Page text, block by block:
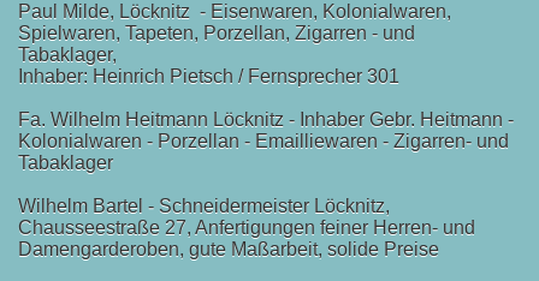
Paul Milde, Löcknitz - Eisenwaren, Kolonialwaren,
Spielwaren, Tapeten, Porzellan, Zigarren - und
Tabaklager,
Inhaber: Heinrich Pietsch / Fernsprecher 301
Fa. Wilhelm Heitmann Löcknitz - Inhaber Gebr. Heitmann -
Kolonialwaren - Porzellan - Emailliewaren - Zigarren- und
Tabaklager
Wilhelm Bartel - Schneidermeister Löcknitz,
Chausseestraße 27, Anfertigungen feiner Herren- und
Damengarderoben, gute Maßarbeit, solide Preise
der Zeit